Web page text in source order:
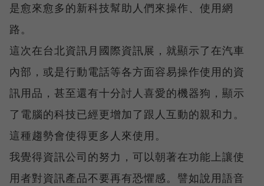
是愈來愈多的新科技幫助人們來操作、使用網
路。
這次在台北資訊月國際資訊展，就顯示了在汽車
內部，或是行動電話等各方面容易操作使用的資
訊用品，甚至還有十分討人喜愛的機器狗，顯示
了電腦的科技已經更增加了跟人互動的親和力。
這種趨勢會使得更多人來使用。
我覺得資訊公司的努力，可以朝著在功能上讓使
用者對資訊產品不要再有恐懼感。譬如說用語音